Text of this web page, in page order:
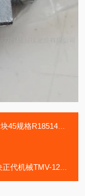
R185142213滚柱式
1272加工中机导轨